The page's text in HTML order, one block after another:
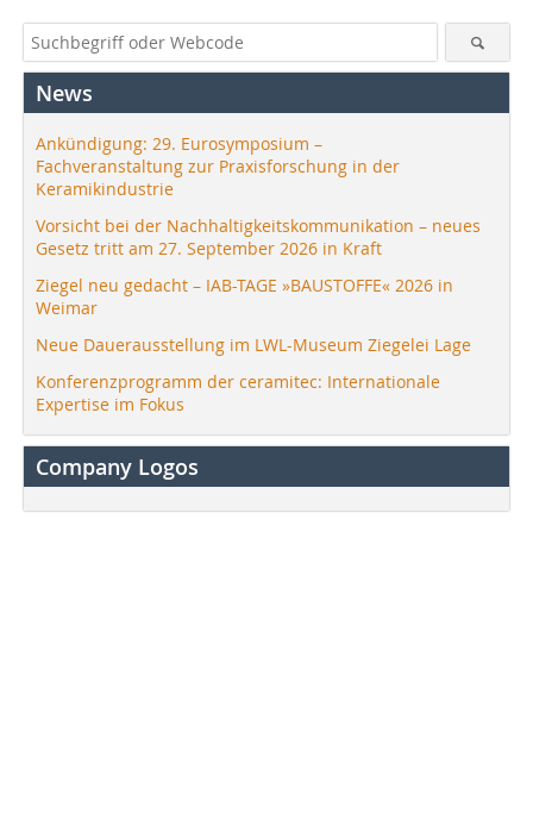
News
Ankündigung: 29. Eurosymposium –
Fachveranstaltung zur Praxisforschung in der
Keramikindustrie
Vorsicht bei der Nachhaltigkeitskommunikation – neues
Gesetz tritt am 27. September 2026 in Kraft
Ziegel neu gedacht – IAB-TAGE »BAUSTOFFE« 2026 in
Weimar
Neue Dauerausstellung im LWL-Museum Ziegelei Lage
Konferenzprogramm der ceramitec: Internationale
Expertise im Fokus
Company Logos